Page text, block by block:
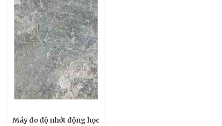
Máy đo độ nhớt động học